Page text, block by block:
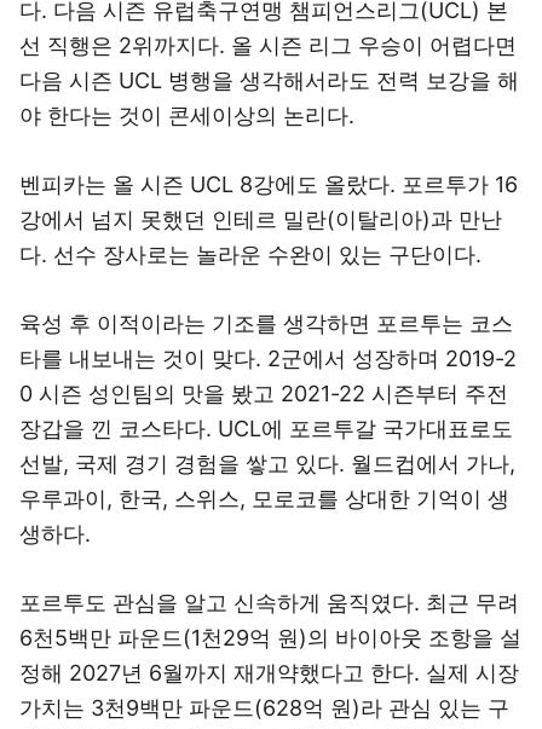
다. 다음 시즌 유럽축구연맹 챔피언스리그(UCL) 본
선 직행은 2위까지다. 올 시즌 리그 우승이 어렵다면
다음 시즌 UCL 병행을 생각해서라도 전력 보강을 해
야 한다는 것이 콘세이상의 논리다.
벤피카는 올 시즌 UCL 8강에도 올랐다. 포르투가 16
강에서 넘지 못했던 인테르 밀란(이탈리아)과 만난
다. 선수 장사로는 놀라운 수완이 있는 구단이다.
육성 후 이적이라는 기조를 생각하면 포르투는 코스
타를 내보내는 것이 맞다. 2군에서 성장하며 2019-2
0 시즌 성인팀의 맛을 봤고 2021-22 시즌부터 주전
장갑을 낀 코스타다. UCL에 포르투갈 국가대표로도
선발, 국제 경기 경험을 쌓고 있다. 월드컵에서 가나,
우루과이, 한국, 스위스, 모로코를 상대한 기억이 생
생하다.
포르투도 관심을 알고 신속하게 움직였다. 최근 무려
6천5백만 파운드(1천29억 원)의 바이아웃 조항을 설
정해 2027년 6월까지 재개약했다고 한다. 실제 시장
가치는 3천9백만 파운드(628억 원)라 관심 있는 구